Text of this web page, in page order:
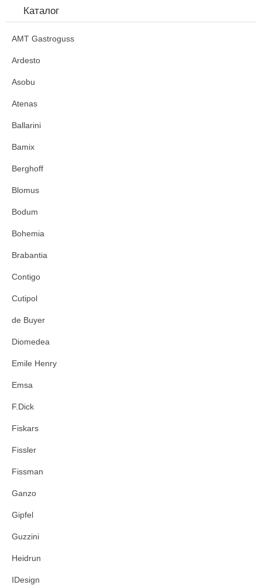
Каталог
AMT Gastroguss
Ardesto
Asobu
Atenas
Ballarini
Bamix
Berghoff
Blomus
Bodum
Bohemia
Brabantia
Contigo
Cutipol
de Buyer
Diomedea
Emile Henry
Emsa
F.Dick
Fiskars
Fissler
Fissman
Ganzo
Gipfel
Guzzini
Heidrun
IDesign